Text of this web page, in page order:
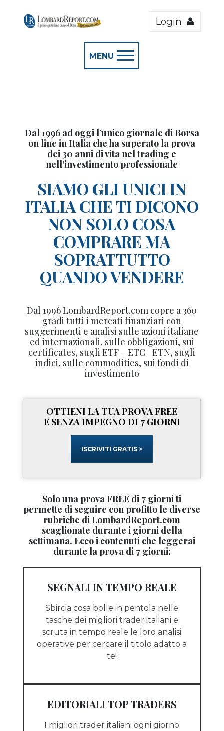
Login
MENU
Dal 1996 ad oggi l’unico giornale di Borsa
on line in Italia che ha superato la prova
dei 30 anni di vita nel trading e
nell’investimento professionale
SIAMO GLI UNICI IN
ITALIA CHE TI DICONO
NON SOLO COSA
COMPRARE MA
SOPRATTUTTO
QUANDO VENDERE
Dal 1996 LombardReport.com copre a 360
gradi tutti i mercati finanziari con
suggerimenti e analisi sulle azioni italiane
ed internazionali, sulle obbligazioni, sui
certificates, sugli ETF – ETC –ETN, sugli
indici, sulle commodities, sui fondi di
investimento
OTTIENI LA TUA PROVA FREE
E SENZA IMPEGNO DI 7 GIORNI
ISCRIVITI GRATIS >
Solo una prova FREE di 7 giorni ti
permette di seguire con profitto le diverse
rubriche di LombardReport.com
scaglionate durante i giorni della
settimana. Ecco i contenuti che leggerai
durante la prova di 7 giorni:
SEGNALI IN TEMPO REALE
Sbircia cosa bolle in pentola nelle
tasche dei migliori trader italiani e
scruta in tempo reale le loro analisi
operative per cercare il titolo adatto a
te!
EDITORIALI TOP TRADERS
I migliori trader italiani ogni giorno